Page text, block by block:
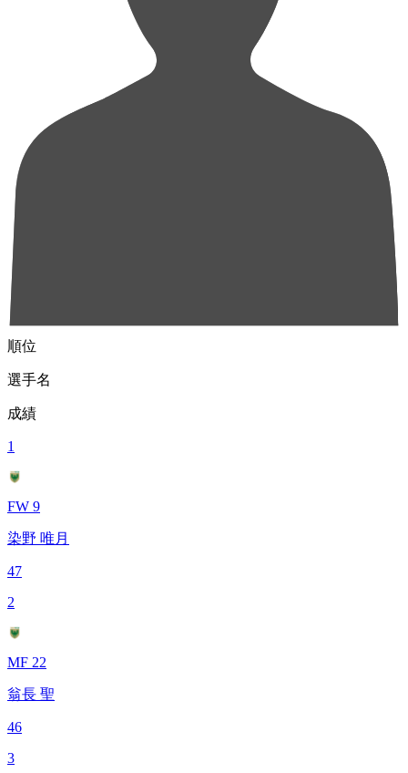
順位
選手名
成績
1
FW 9
染野 唯月
47
2
MF 22
翁長 聖
46
3